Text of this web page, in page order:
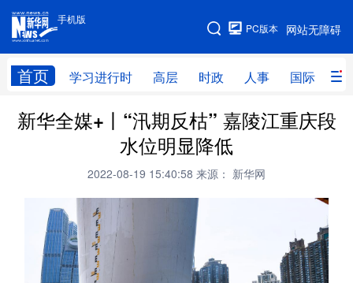
手机版
网站无障碍
PC版本
首页 学习进行时 高层 时政 人事 国际 财
手机版
网站地图
学习进行时 高层 时政 人事
财经 网评
全球连线
科技
文化 军事
新华全媒+丨“汛期反枯” 嘉陵江重庆段
水位明显降低
2022-08-19 15:40:58 来源： 新华网